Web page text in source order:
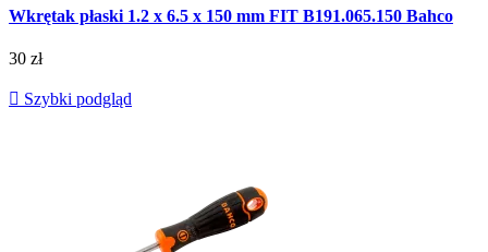
Wkrętak płaski 1.2 x 6.5 x 150 mm FIT B191.065.150 Bahco
30 zł
 Szybki podgląd